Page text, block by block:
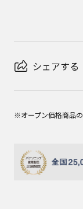
シェアする
※オープン価格商品